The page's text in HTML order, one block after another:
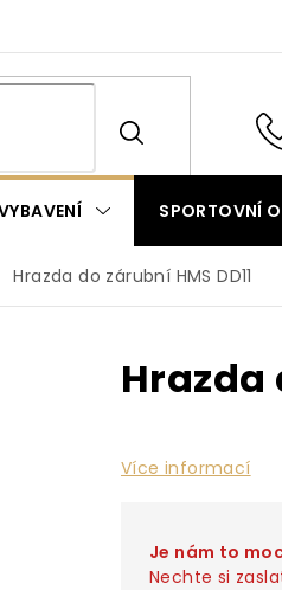
SPORTOVNÍ
Hrazda do zárubní HMS DD11
Hrazda
Více informací
Je nám to
Nechte si